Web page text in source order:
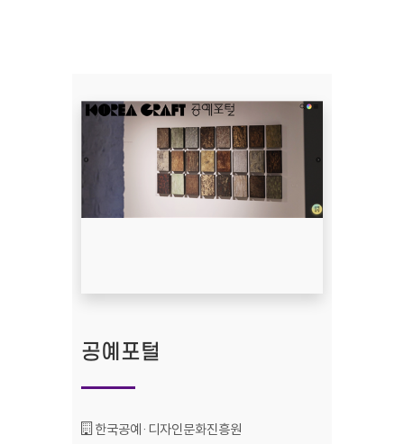
공예포털
기관명 :
한국공예·디자인문화진흥원